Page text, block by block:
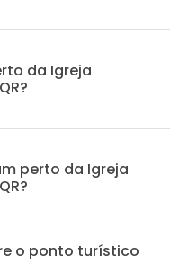
da Igreja
perto da Igreja
o ponto turístico